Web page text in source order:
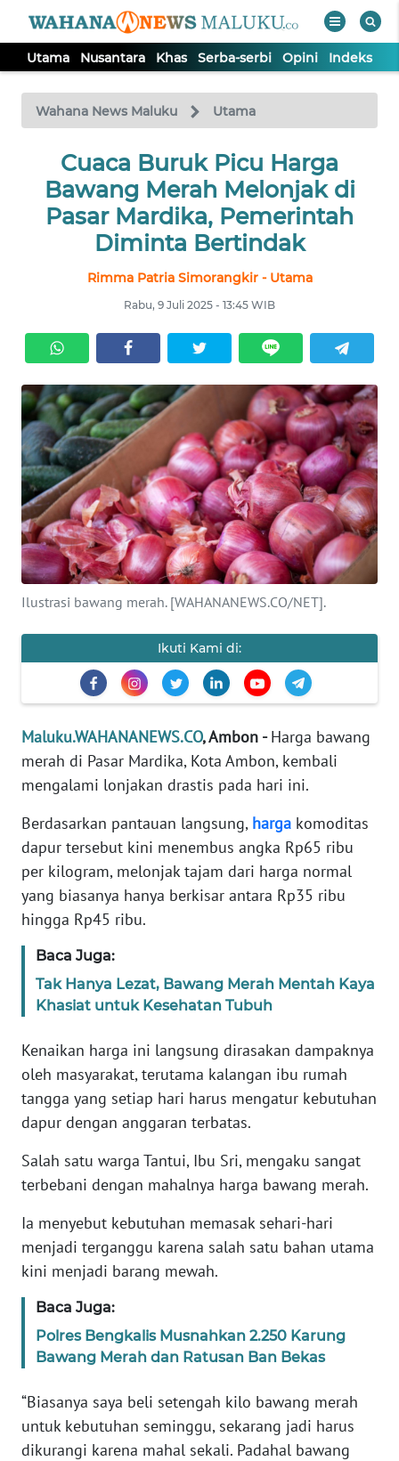
Utama Nusantara Khas Serba-serbi Opini Indeks
Wahana News Maluku Utama
Cuaca Buruk Picu Harga
Bawang Merah Melonjak di
Pasar Mardika, Pemerintah
Diminta Bertindak
Rimma Patria Simorangkir - Utama
Rabu, 9 Juli 2025 - 13:45 WIB
Ilustrasi bawang merah. [WAHANANEWS.CO/NET].
Ikuti Kami di:
Maluku.WAHANANEWS.CO, Ambon -Harga bawang
merah di Pasar Mardika, Kota Ambon, kembali
mengalami lonjakan drastis pada hari ini.
Berdasarkan pantauan langsung, harga komoditas
dapur tersebut kini menembus angka Rp65 ribu
per kilogram, melonjak tajam dari harga normal
yang biasanya hanya berkisar antara Rp35 ribu
hingga Rp45 ribu.
Baca Juga:
Tak Hanya Lezat, Bawang Merah Mentah Kaya
Khasiat untuk Kesehatan Tubuh
Kenaikan harga ini langsung dirasakan dampaknya
oleh masyarakat, terutama kalangan ibu rumah
tangga yang setiap hari harus mengatur kebutuhan
dapur dengan anggaran terbatas.
Salah satu warga Tantui, Ibu Sri, mengaku sangat
terbebani dengan mahalnya harga bawang merah.
Ia menyebut kebutuhan memasak sehari-hari
menjadi terganggu karena salah satu bahan utama
kini menjadi barang mewah.
Baca Juga:
Polres Bengkalis Musnahkan 2.250 Karung
Bawang Merah dan Ratusan Ban Bekas
“Biasanya saya beli setengah kilo bawang merah
untuk kebutuhan seminggu, sekarang jadi harus
dikurangi karena mahal sekali. Padahal bawang
TV
Tutup
UTAMA
NUSANTARA
SERBI
Informasi
INDEKS
BERITA
KONTAK
KAMI
INFO
TENTANG
PEDOMAN
MEDIA
SIBER
REDAKSI
KARIR
DISCLAIMER
Wahana
Regional
SUMUT
WN
JAKARTA
WN
JABAR
WN
BANTEN
WN
NTT
WN
WN
PAPUA